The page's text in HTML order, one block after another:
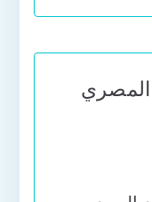
المصري